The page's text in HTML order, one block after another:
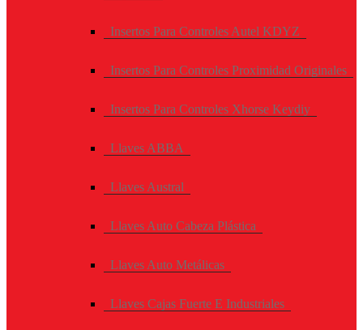
Insertos Para Controles Autel KDYZ
Insertos Para Controles Proximidad Originales
Insertos Para Controles Xhorse Keydiy
Llaves ABBA
Llaves Austral
Llaves Auto Cabeza Plástica
Llaves Auto Metálicas
Llaves Cajas Fuerte E Industriales